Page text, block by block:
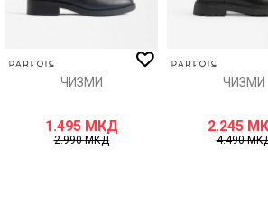
ЧИЗМИ
1.495 МКД
2.990МКД
ЧИЗМИ
2.245
4.490